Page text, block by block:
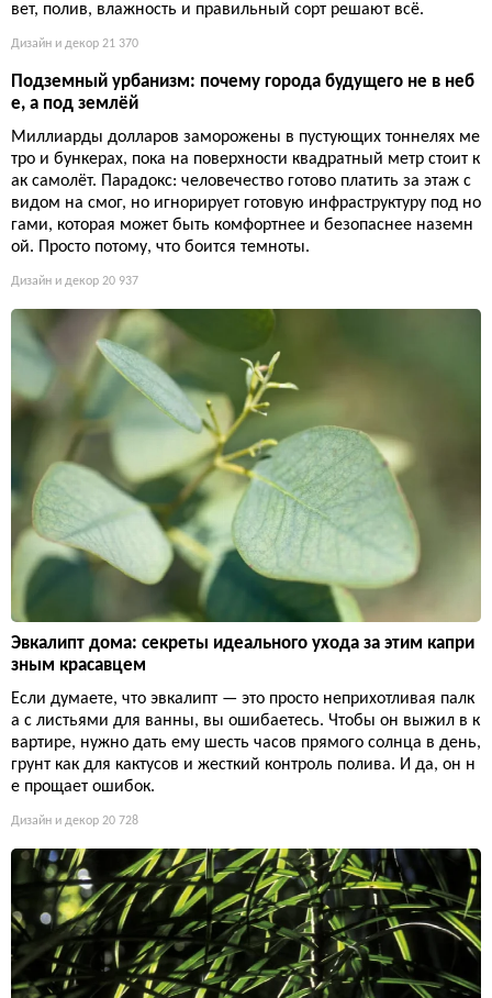
вет, полив, влажность и правильный сорт решают всё.
Дизайн и декор 21 370
Подземный урбанизм: почему города будущего не в неб
е, а под землёй
Миллиарды долларов заморожены в пустующих тоннелях ме
тро и бункерах, пока на поверхности квадратный метр стоит к
ак самолёт. Парадокс: человечество готово платить за этаж с
видом на смог, но игнорирует готовую инфраструктуру под но
гами, которая может быть комфортнее и безопаснее наземн
ой. Просто потому, что боится темноты.
Дизайн и декор 20 937
Эвкалипт дома: секреты идеального ухода за этим капри
зным красавцем
Если думаете, что эвкалипт — это просто неприхотливая палк
а с листьями для ванны, вы ошибаетесь. Чтобы он выжил в к
вартире, нужно дать ему шесть часов прямого солнца в день,
грунт как для кактусов и жесткий контроль полива. И да, он н
е прощает ошибок.
Дизайн и декор 20 728